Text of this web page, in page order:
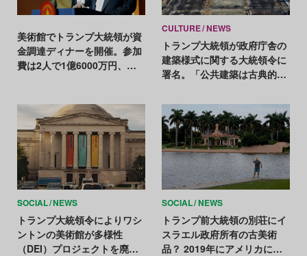
美術館でトランプ大統領が資
金調達ディナーを開催。参加
費は2人で1億6000万円、キ
CULTURE NEWS
トランプ大統領が政府庁舎の
建築様式に関する大統領令に
署名。「公共建築は古典的伝
SOCIAL NEWS
トランプ大統領令によりワシ
ントンの美術館が多様性
（DEI）プロジェクトを廃
SOCIAL NEWS
トランプ前大統領の別荘にイ
スラエル政府所有の古美術
品？ 2019年にアメリカに貸